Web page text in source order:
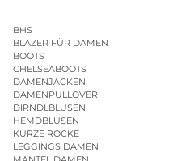
BHS
BLAZER FÜR DAMEN
BOOTS
CHELSEABOOTS
DAMENJACKEN
DAMENPULLOVER
DIRNDLBLUSEN
HEMDBLUSEN
KURZE RÖCKE
LEGGINGS DAMEN